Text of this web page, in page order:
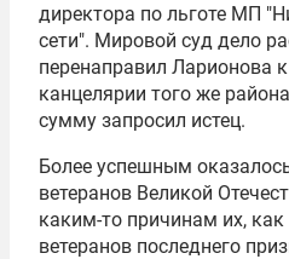
директора по льготе МП
сети". Мировой суд дело
перенаправил Ларионова
канцелярии того же
сумму запросил истец.
Более успешным
ветеранов Великой
каким-то причинам их, как
ветеранов последнего